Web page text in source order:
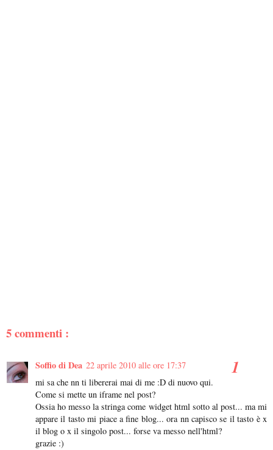
5 commenti :
Soffio di Dea 22 aprile 2010 alle ore 17:37
mi sa che nn ti libererai mai di me :D di nuovo qui.
Come si mette un iframe nel post?
Ossia ho messo la stringa come widget html sotto al post... ma mi
appare il tasto mi piace a fine blog... ora nn capisco se il tasto è x
il blog o x il singolo post... forse va messo nell'html?
grazie :)